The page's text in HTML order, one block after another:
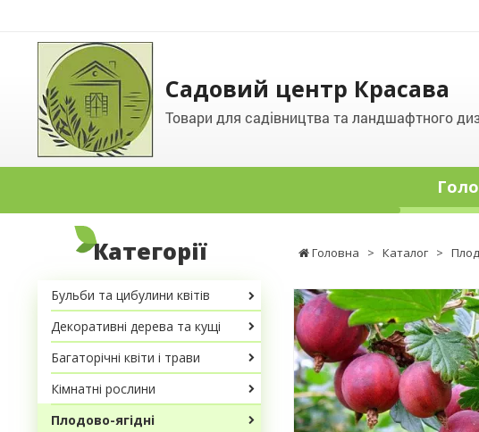
Садовий центр Красава
Товари для садівництва та ландшафтного
Головна > Каталог >
Категорії
Бульби та цибулини квітів
Декоративні дерева та кущі
Багаторічні квіти і трави
Кімнатні рослини
Плодово-ягідні